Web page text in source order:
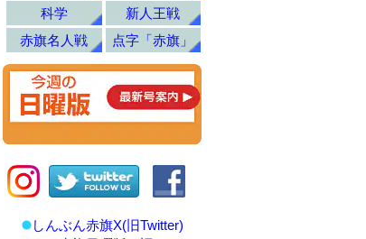
科学
新人王戦
赤旗名人戦
点字「赤旗」
しんぶん赤旗X(旧Twitter)